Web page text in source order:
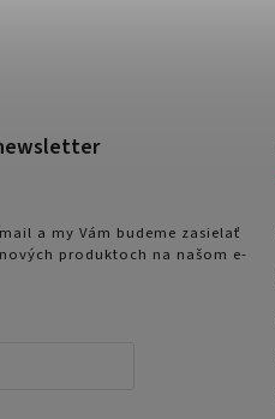
a my Vám budeme zasielať
produktoch na našom e-